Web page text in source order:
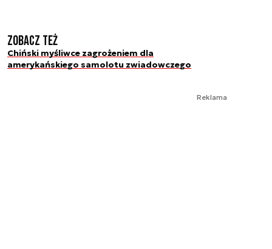
Zobacz też
Chiński myśliwce zagrożeniem dla
amerykańskiego samolotu zwiadowczego
Reklama